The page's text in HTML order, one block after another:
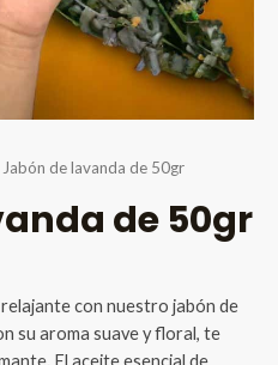
de lavanda de 50gr
de 50gr
con nuestro jabón de
su aroma suave y floral, te